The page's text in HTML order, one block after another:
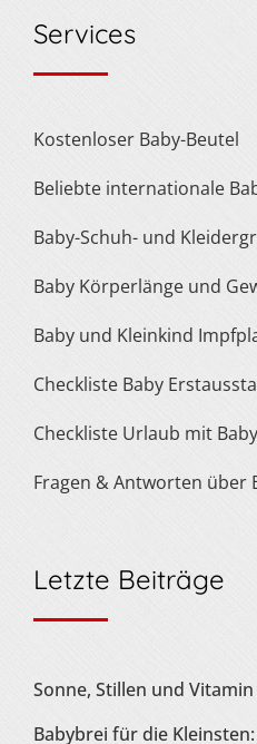
Services
Kostenloser Baby-Beutel
Beliebte internationale
Baby-Schuh- und
Baby Körperlänge und
Baby und Kleinkind
Checkliste Baby
Checkliste Urlaub mit Baby
Fragen & Antworten über
Letzte Beiträge
Sonne, Stillen und Vitamin
Babybrei für die